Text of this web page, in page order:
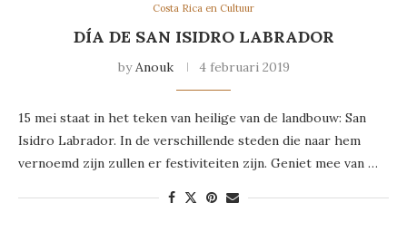
Costa Rica en Cultuur
DÍA DE SAN ISIDRO LABRADOR
byAnouk 4 februari 2019
15 mei staat in het teken van heilige van de landbouw: San
Isidro Labrador. In de verschillende steden die naar hem
vernoemd zijn zullen er festiviteiten zijn. Geniet mee van …